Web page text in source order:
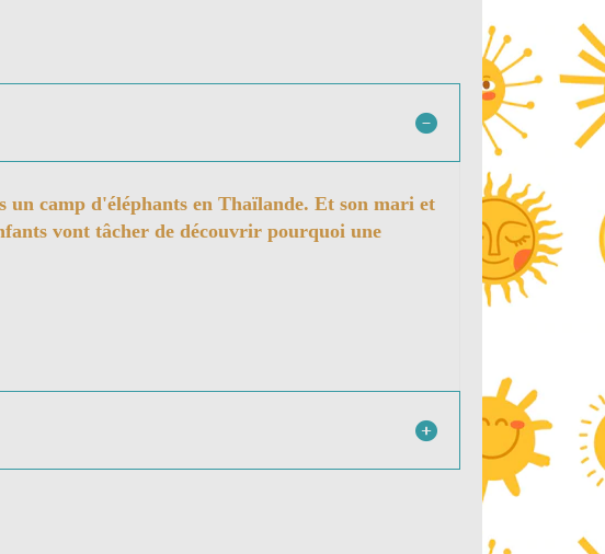
camp d'éléphants en Thaïlande. Et son mari et
vont tâcher de découvrir pourquoi une